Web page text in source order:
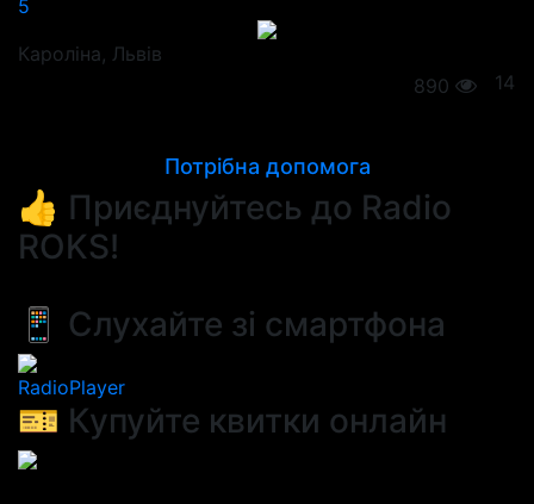
5
Кароліна, Львів
14
890
Потрібна допомога
👍 Приєднуйтесь до Radio
ROKS!
📱 Слухайте зі смартфона
RadioPlayer
🎫 Купуйте квитки онлайн